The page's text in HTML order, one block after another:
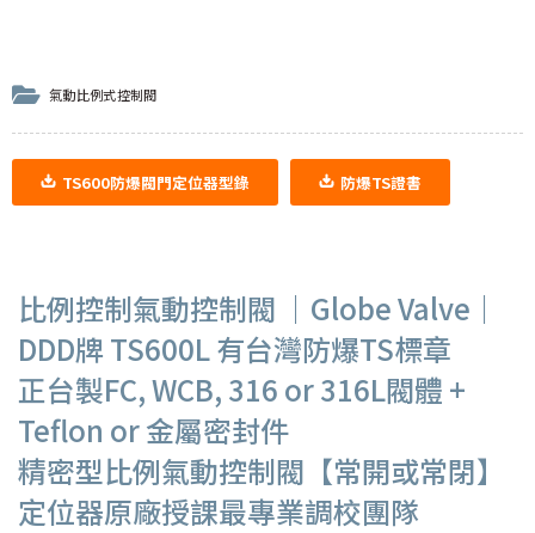
氣動比例式控制閥
TS600防爆閥門定位器型錄 防爆TS證書
比例控制氣動控制閥 ｜Globe Valve｜
DDD牌 TS600L 有台灣防爆TS標章
正台製FC, WCB, 316 or 316L閥體 +
Teflon or 金屬密封件
精密型比例氣動控制閥 【常開或常閉】
定位器原廠授課最專業調校團隊